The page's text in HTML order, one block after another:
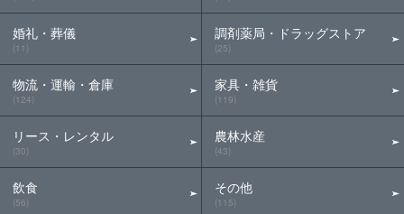
婚礼・葬儀
(11)
物流・運輸・倉庫
(124)
リース・レンタル
(30)
飲食
(56)
調剤薬局・ドラッグストア
(25)
家具・雑貨
(119)
農林水産
(43)
その他
(115)